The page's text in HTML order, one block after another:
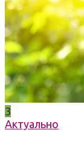
3
Актуально